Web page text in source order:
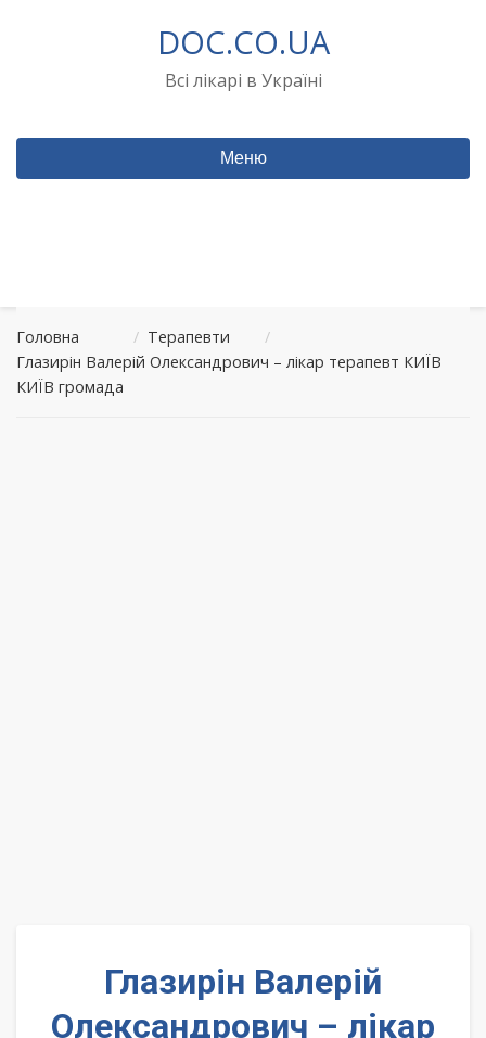
DOC.CO.UA
Всі лікарі в Україні
Меню
Головна / Терапевти
/
Глазирін Валерій Олександрович – лікар терапевт КИЇВ
КИЇВ громада
Глазирін Валерій
Олександрович – лікар